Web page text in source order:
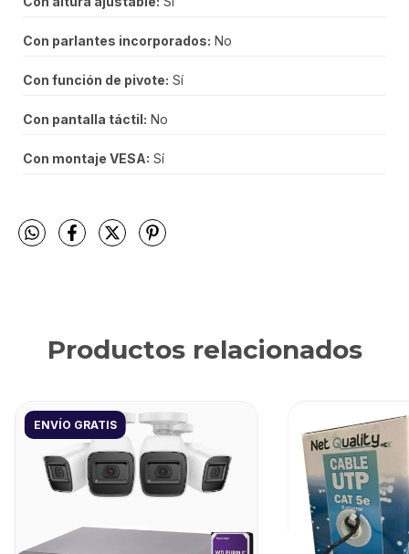
Con parlantes incorporados: No
Con función de pivote: Sí
Con pantalla táctil: No
Con montaje VESA: Sí
Productos relacionados
ENVÍO GRATIS